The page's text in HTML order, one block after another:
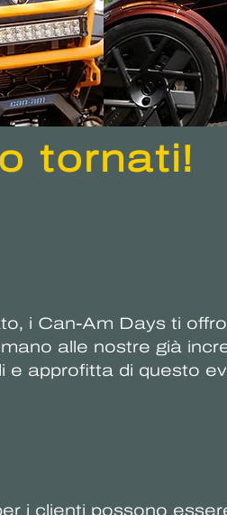
tornati!
i Can-Am Days ti
alle nostre già
e approfitta di questo
i clienti possono